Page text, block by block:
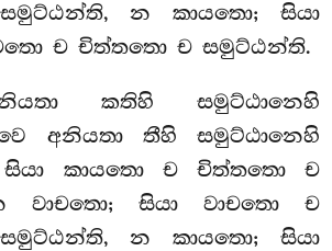
න කායතො; සියා
ච චිත්තතො ච සමුට්ඨන්ති.
කතිහි සමුට්ඨානෙහි
අනියතා තීහි සමුට්ඨානෙහි
කායතො ච චිත්තතො ච
වාචතො; සියා වාචතො ච
න කායතො; සියා